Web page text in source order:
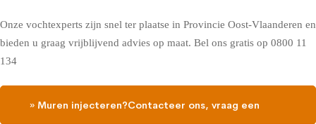
Onze vochtexperts zijn snel ter plaatse in Provincie Oost-Vlaanderen en
bieden u graag vrijblijvend advies op maat. Bel ons gratis op 0800 11
134
» Muren injecteren?Contacteer ons, vraag een